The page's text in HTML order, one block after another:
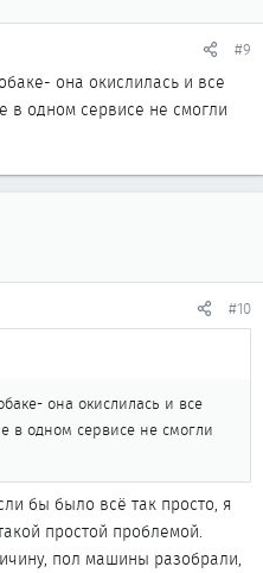
#9
она окислилась и все
в одном сервисе не смогли
#10
она окислилась и все
в одном сервисе не смогли
бы было всё так просто, я
простой проблемой.
пол машины разобрали,